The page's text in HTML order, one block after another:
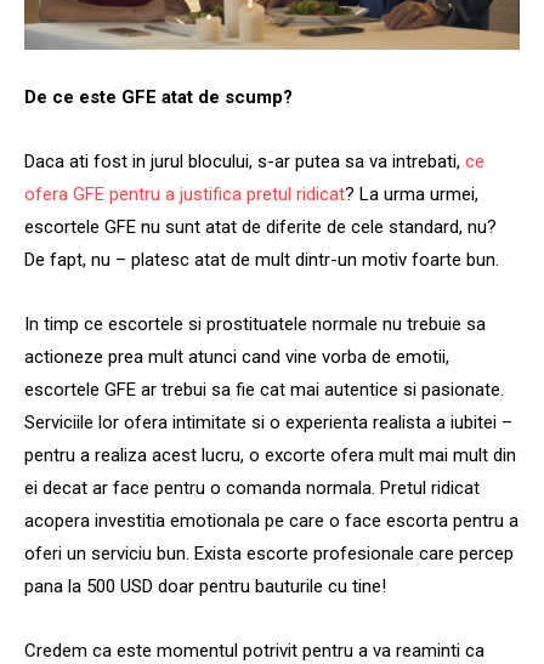
De ce este GFE atat de scump?
Daca ati fost in jurul blocului, s-ar putea sa va intrebati, ce
ofera GFE pentru a justifica pretul ridicat? La urma urmei,
escortele GFE nu sunt atat de diferite de cele standard, nu?
De fapt, nu – platesc atat de mult dintr-un motiv foarte bun.
In timp ce escortele si prostituatele normale nu trebuie sa
actioneze prea mult atunci cand vine vorba de emotii,
escortele GFE ar trebui sa fie cat mai autentice si pasionate.
Serviciile lor ofera intimitate si o experienta realista a iubitei –
pentru a realiza acest lucru, o excorte ofera mult mai mult din
ei decat ar face pentru o comanda normala. Pretul ridicat
acopera investitia emotionala pe care o face escorta pentru a
oferi un serviciu bun. Exista escorte profesionale care percep
pana la 500 USD doar pentru bauturile cu tine!
Credem ca este momentul potrivit pentru a va reaminti ca